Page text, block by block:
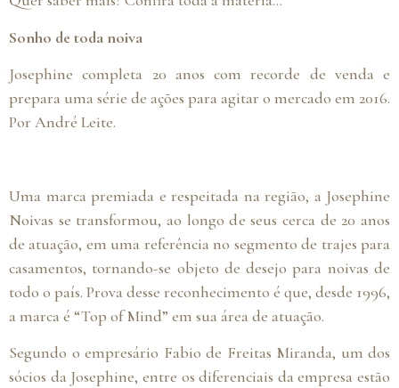
Sonho de toda noiva
Josephine completa 20 anos com recorde de venda e
prepara uma série de ações para agitar o mercado em 2016.
Por André Leite.
Uma marca premiada e respeitada na região, a Josephine
Noivas se transformou, ao longo de seus cerca de 20 anos
de atuação, em uma referência no segmento de trajes para
casamentos, tornando-se objeto de desejo para noivas de
todo o país. Prova desse reconhecimento é que, desde 1996,
a marca é “Top of Mind” em sua área de atuação.
Segundo o empresário Fabio de Freitas Miranda, um dos
sócios da Josephine, entre os diferenciais da empresa estão